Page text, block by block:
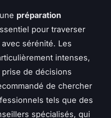
préparation
pour traverser
sérénité. Les
intenses,
de décisions
de chercher
tels que des
spécialisés, qui